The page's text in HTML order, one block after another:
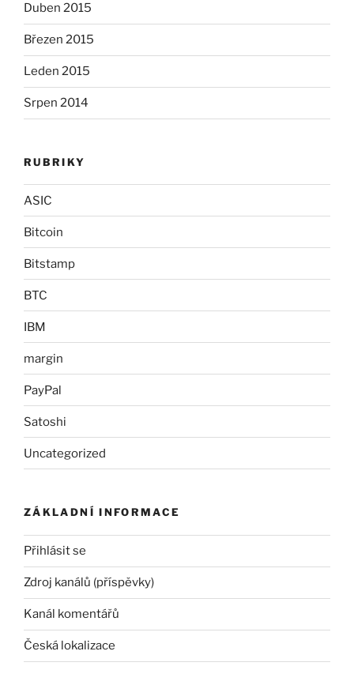
Duben 2015
Březen 2015
Leden 2015
Srpen 2014
RUBRIKY
ASIC
Bitcoin
Bitstamp
BTC
IBM
margin
PayPal
Satoshi
Uncategorized
ZÁKLADNÍ INFORMACE
Přihlásit se
Zdroj kanálů (příspěvky)
Kanál komentářů
Česká lokalizace